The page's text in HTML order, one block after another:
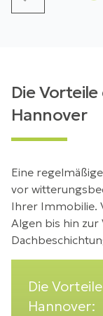
Die
Hannover
Eine regelmäßige
vor
Ihrer Immobilie.
Algen bis hin
Die
Hannover: